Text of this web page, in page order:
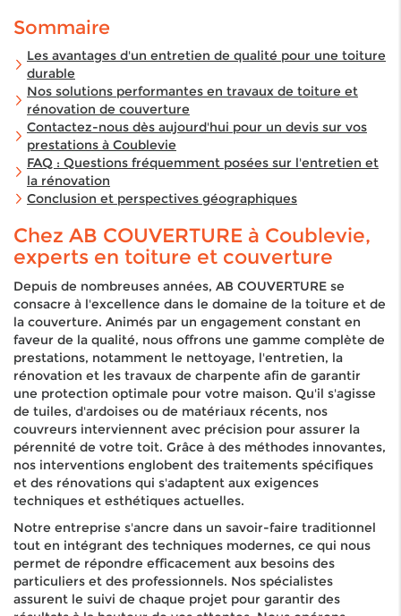
Sommaire
Les avantages d'un entretien de qualité pour une toiture
durable
Nos solutions performantes en travaux de toiture et
rénovation de couverture
Contactez-nous dès aujourd'hui pour un devis sur vos
prestations à Coublevie
FAQ : Questions fréquemment posées sur l'entretien et
la rénovation
Conclusion et perspectives géographiques
Chez AB COUVERTURE à Coublevie,
experts en toiture et couverture
Depuis de nombreuses années, AB COUVERTURE se
consacre à l'excellence dans le domaine de la toiture et de
la couverture. Animés par un engagement constant en
faveur de la qualité, nous offrons une gamme complète de
prestations, notamment le nettoyage, l'entretien, la
rénovation et les travaux de charpente afin de garantir
une protection optimale pour votre maison. Qu'il s'agisse
de tuiles, d'ardoises ou de matériaux récents, nos
couvreurs interviennent avec précision pour assurer la
pérennité de votre toit. Grâce à des méthodes innovantes,
nos interventions englobent des traitements spécifiques
et des rénovations qui s'adaptent aux exigences
techniques et esthétiques actuelles.
Notre entreprise s'ancre dans un savoir-faire traditionnel
tout en intégrant des techniques modernes, ce qui nous
permet de répondre efficacement aux besoins des
particuliers et des professionnels. Nos spécialistes
assurent le suivi de chaque projet pour garantir des